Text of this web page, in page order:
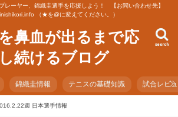
レーヤー、錦織圭選手を応援しよう！ 【お問い合わせ先】
（★を@に変えてください。）
鼻血が出るまで応
続けるブログ
search
錦織圭情報 テニスの基礎知識 試合レビ
週 日本選手情報